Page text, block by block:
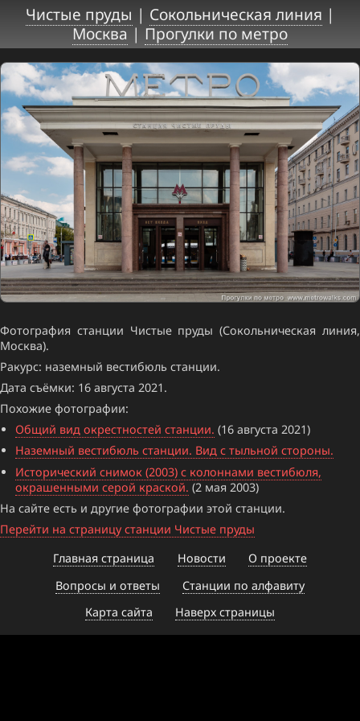
Чистые пруды | Сокольническая линия |
Москва| Прогулки по метро
Фотография станции Чистые пруды (Сокольническая линия,
Москва).
Ракурс: наземный вестибюль станции.
Дата съёмки: 16 августа 2021.
Похожие фотографии:
Общий вид окрестностей станции. (16 августа 2021)
Наземный вестибюль станции. Вид с тыльной стороны.
Исторический снимок (2003) с колоннами вестибюля,
окрашенными серой краской. (2 мая 2003)
На сайте есть и другие фотографии этой станции.
Перейти на страницу станции Чистые пруды
Главная страница
Новости
О проекте
Вопросы и ответы
Станции по алфавиту
Карта сайта
Наверх страницы